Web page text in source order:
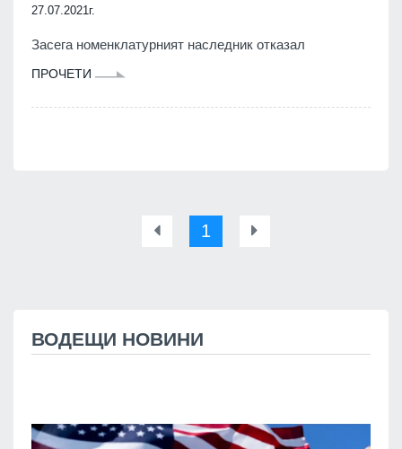
27.07.2021г.
Засега номенклатурният наследник отказал
ПРОЧЕТИ
1
ВОДЕЩИ НОВИНИ